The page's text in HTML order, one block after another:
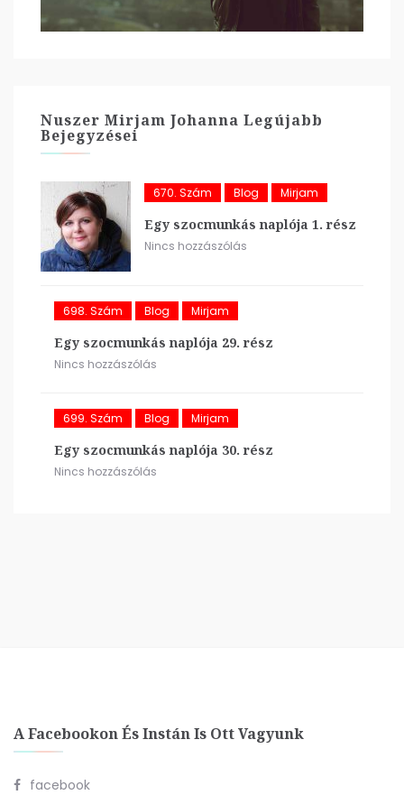
Nuszer Mirjam Johanna Legújabb
Bejegyzései
670. Szám Blog Mirjam
Egy szocmunkás naplója 1. rész
Nincs hozzászólás
698. Szám Blog Mirjam
Egy szocmunkás naplója 29. rész
Nincs hozzászólás
699. Szám Blog Mirjam
Egy szocmunkás naplója 30. rész
Nincs hozzászólás
A Facebookon És Instán Is Ott Vagyunk
facebook